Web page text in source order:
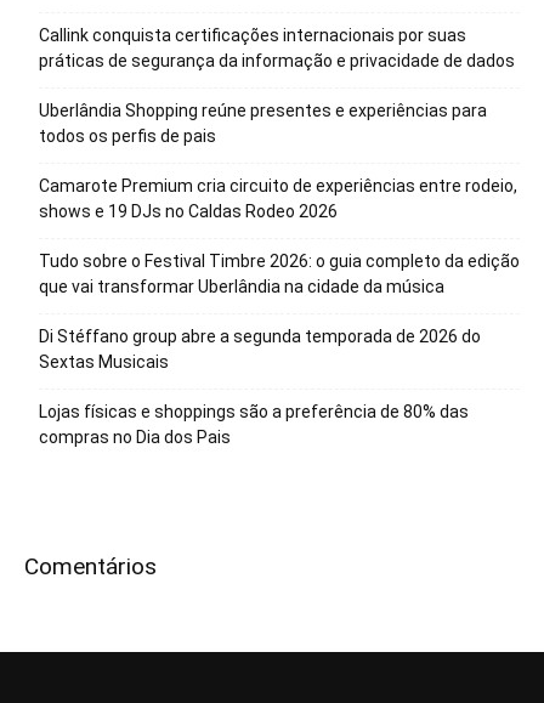
Callink conquista certificações internacionais por suas
práticas de segurança da informação e privacidade de dados
Uberlândia Shopping reúne presentes e experiências para
todos os perfis de pais
Camarote Premium cria circuito de experiências entre rodeio,
shows e 19 DJs no Caldas Rodeo 2026
Tudo sobre o Festival Timbre 2026: o guia completo da edição
que vai transformar Uberlândia na cidade da música
Di Stéffano group abre a segunda temporada de 2026 do
Sextas Musicais
Lojas físicas e shoppings são a preferência de 80% das
compras no Dia dos Pais
Comentários